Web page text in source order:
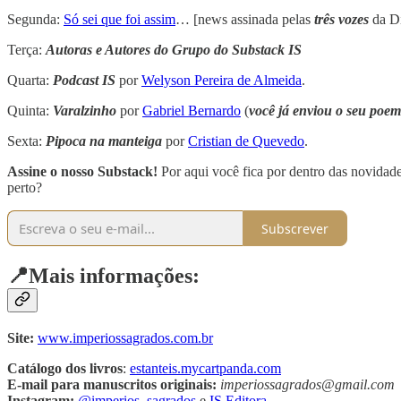
Segunda: Só sei que foi assim… [news assinada pelas três vozes da
Terça: Autoras e Autores do Grupo do Substack IS
Quarta: Podcast IS porWelyson Pereira de Almeida.
Quinta: Varalzinho porGabriel Bernardo (você já enviou o seu
Sexta: Pipoca na manteiga porCristian de Quevedo.
Assine o nosso Substack! Por aqui você fica por dentro das
perto?
Subscrever
📍Mais informações:
Site: www.imperiossagrados.com.br
Catálogo dos livros: estanteis.mycartpanda.com
E-mail para manuscritos originais: imperiossagrados@gmail.com